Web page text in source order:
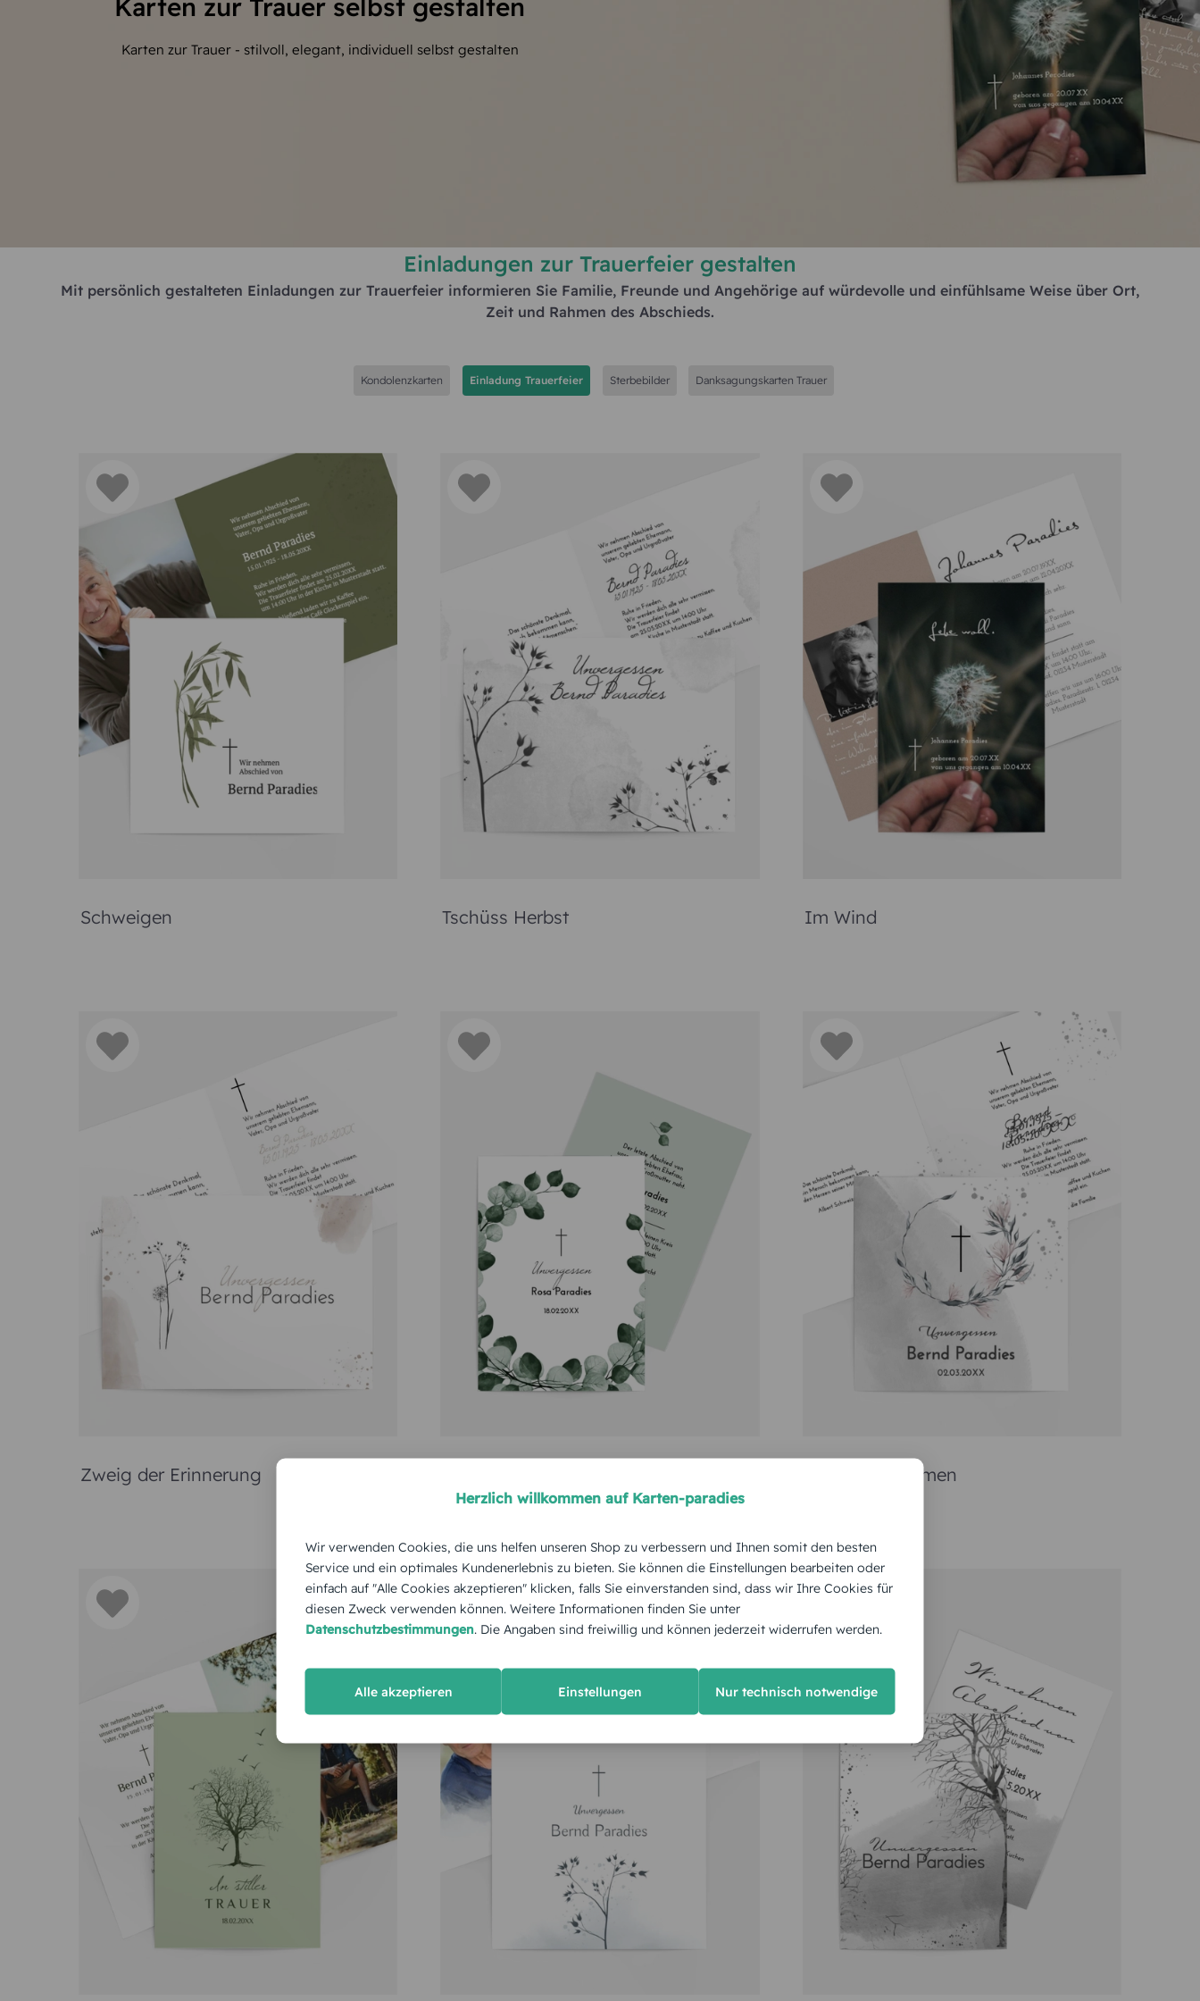
Karten zur Trauer selbst gestalten
Karten zur Trauer - stilvoll, elegant, individuell selbst gestalten
Einladungen zur Trauerfeier gestalten
Mit persönlich gestalteten Einladungen zur Trauerfeier informieren Sie Familie, Freunde und Angehörige auf würdevolle und einfühlsame Weise über Ort,
Zeit und Rahmen des Abschieds.
Kondolenzkarten Einladung Trauerfeier Sterbebilder Danksagungskarten Trauer
Individuelle Einladung Trauerfeier: In würdigem Gedenken an den Verstorbenen
Wird ein geliebter Mensch aus unserer Mitte gerissen, dann fällt der Abschied schwer. Mit der Organisation einer stilvollen Beerdigung wird dem Verstorbenen
die letzte Ehre erwiesen. Informieren Sie Verwandte, Freunde und Bekannte über das Ableben und die Bestattung. Dazu verwenden Sie am besten individuell
gestaltete
Trauerkarten
. Diese enthalten nicht nur wichtigen Informationen, sondern dürfen auch Hinweise auf den Charakter und die Vorlieben der
heimgegangenen Seele geben.
grundsätzliche Inhalt ist in beiden Fällen ähnlich oder sogar gleich. Einige Trauernde nutzen den Text der Traueranzeige und verwenden ihn in den Karten. Dies
ist absolut legitim. Gerade, wenn der Abschied mit großer emotionaler Belastung einhergeht, sind viele Angehörige nicht zu umfangreichen, kreativen
Die wichtigsten Punkte, die in der Einladung Trauerfeier auftauchen sollten, sind:
Vollständiger Name und gegebenenfalls früherer Familienname des Verstorbenen
Geburts- und Sterbedatum
Datum, Uhrzeit und Ort der Bestattungszeremonie sowie Hinweis zur Art der Bestattung
Location und Uhrzeit des anschließenden Trauermahls
Name der nächsten Angehörigen
Der einleitende Satz kann beispielsweise folgendermaßen lauten: “Wir trauern um unsere geliebte Ehefrau, Mutter und Großmutter.”
Stilvolle Alternativen sind:
In Liebe und Dankbarkeit und voller Hoffnung auf ein Wiedersehen in einer anderen, uns unbekannten Welt, nehmen wir in Trauer Abschied.
Persönliche Trauereinladungen: Das Design
Auf der Seite von karten-paradies.de finden Sie eine umfangreiche Auswahl an Vorlagen für
. Mehr als 30 würdevolle Designs stehen bereit. Diese
können Sie direkt verwenden und lediglich den Text anpassen. Mit wenigen Klicks verändern Sie zusätzlich die Hintergrundfarbe, die Papiersorte und das
Format. Im Sortiment finden Sie Klappkarten sowohl im Hoch- als auch Querformat. Wer dem Button “Jetzt gestalten” folgt, der landet im Design-Modus.
Herzlich willkommen auf Karten-paradies
Wir verwenden Cookies, die uns helfen unseren Shop zu verbessern und Ihnen somit den besten
Service und ein optimales Kundenerlebnis zu bieten. Sie können die Einstellungen bearbeiten oder
einfach auf "Alle Cookies akzeptieren" klicken, falls Sie einverstanden sind, dass wir Ihre Cookies für
diesen Zweck verwenden können. Weitere Informationen finden Sie unter
Datenschutzbestimmungen. Die Angaben sind freiwillig und können jederzeit widerrufen werden.
Alle akzeptieren Einstellungen Nur technisch notwendige